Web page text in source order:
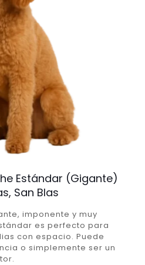
Estándar (Gigante)
San Blas
imponente y muy
es perfecto para
con espacio. Puede
o simplemente ser un